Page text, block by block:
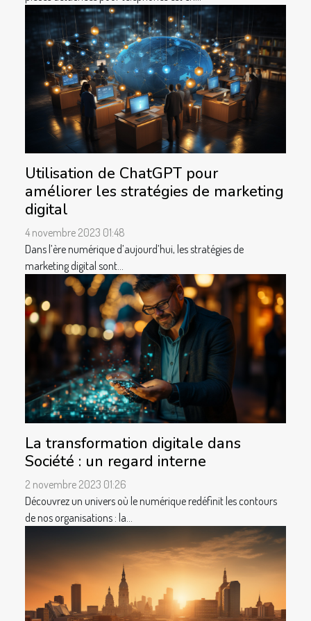
Utilisation de ChatGPT pour
améliorer les stratégies de marketing
digital
4 novembre 2023 01:48
Dans l’ère numérique d’aujourd’hui, les stratégies de
marketing digital sont...
La transformation digitale dans
Société : un regard interne
2 novembre 2023 01:26
Découvrez un univers où le numérique redéfinit les contours
de nos organisations : la...